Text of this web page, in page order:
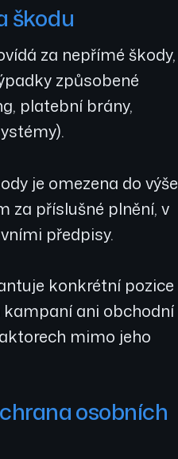
škodu
za nepřímé škody,
způsobené
platební brány,
je omezena do výše
za příslušné plnění, v
předpisy.
konkrétní pozice
kampaní ani obchodní
mimo jeho
osobních